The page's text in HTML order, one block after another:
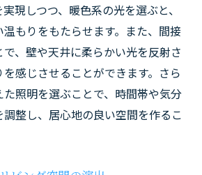
現しつつ、暖色系の光を選ぶと、
もりをもたらせます。また、間接
、壁や天井に柔らかい光を反射さ
感じさせることができます。さら
照明を選ぶことで、時間帯や気分
整し、居心地の良い空間を作るこ